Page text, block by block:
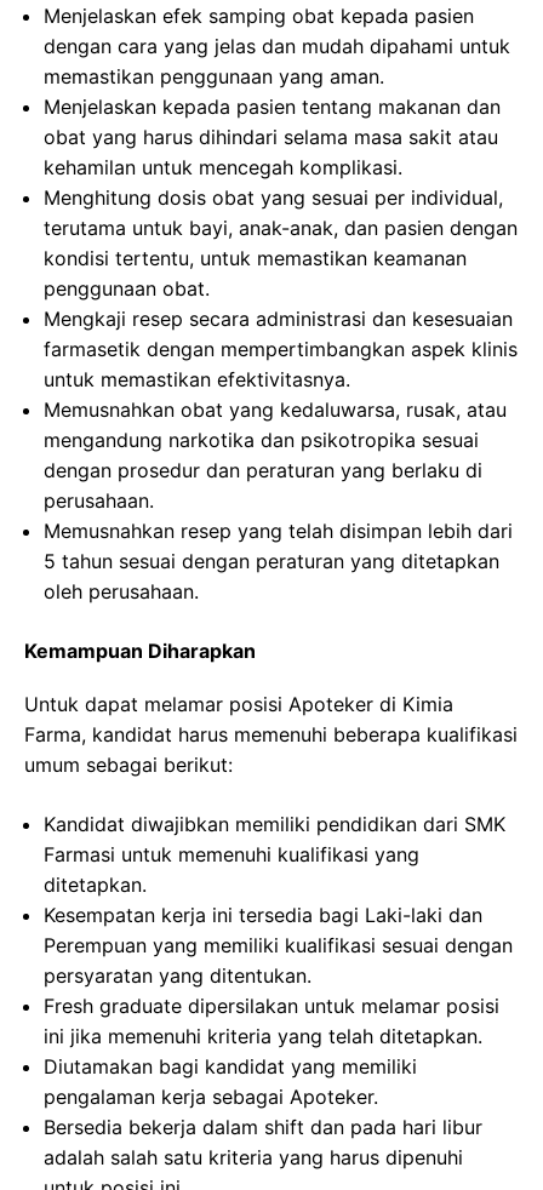
Menjelaskan efek samping obat kepada pasien
dengan cara yang jelas dan mudah dipahami untuk
memastikan penggunaan yang aman.
Menjelaskan kepada pasien tentang makanan dan
obat yang harus dihindari selama masa sakit atau
kehamilan untuk mencegah komplikasi.
Menghitung dosis obat yang sesuai per individual,
terutama untuk bayi, anak-anak, dan pasien dengan
kondisi tertentu, untuk memastikan keamanan
penggunaan obat.
Mengkaji resep secara administrasi dan kesesuaian
farmasetik dengan mempertimbangkan aspek klinis
untuk memastikan efektivitasnya.
Memusnahkan obat yang kedaluwarsa, rusak, atau
mengandung narkotika dan psikotropika sesuai
dengan prosedur dan peraturan yang berlaku di
perusahaan.
Memusnahkan resep yang telah disimpan lebih dari
5 tahun sesuai dengan peraturan yang ditetapkan
oleh perusahaan.
Kemampuan Diharapkan
Untuk dapat melamar posisi Apoteker di Kimia
Farma, kandidat harus memenuhi beberapa kualifikasi
umum sebagai berikut:
Kandidat diwajibkan memiliki pendidikan dari SMK
Farmasi untuk memenuhi kualifikasi yang
ditetapkan.
Kesempatan kerja ini tersedia bagi Laki-laki dan
Perempuan yang memiliki kualifikasi sesuai dengan
persyaratan yang ditentukan.
Fresh graduate dipersilakan untuk melamar posisi
ini jika memenuhi kriteria yang telah ditetapkan.
Diutamakan bagi kandidat yang memiliki
pengalaman kerja sebagai Apoteker.
Bersedia bekerja dalam shift dan pada hari libur
adalah salah satu kriteria yang harus dipenuhi